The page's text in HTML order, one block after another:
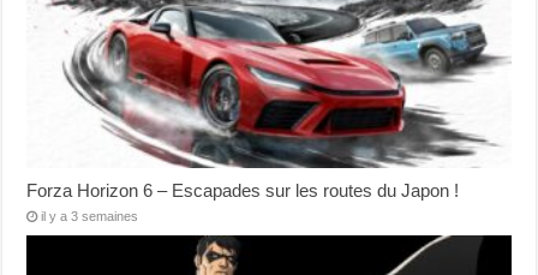
Forza Horizon 6 – Escapades sur les routes du Japon !
il y a 3 semaines